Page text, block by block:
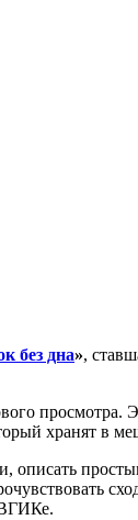
без дна»,
хранят в
описать